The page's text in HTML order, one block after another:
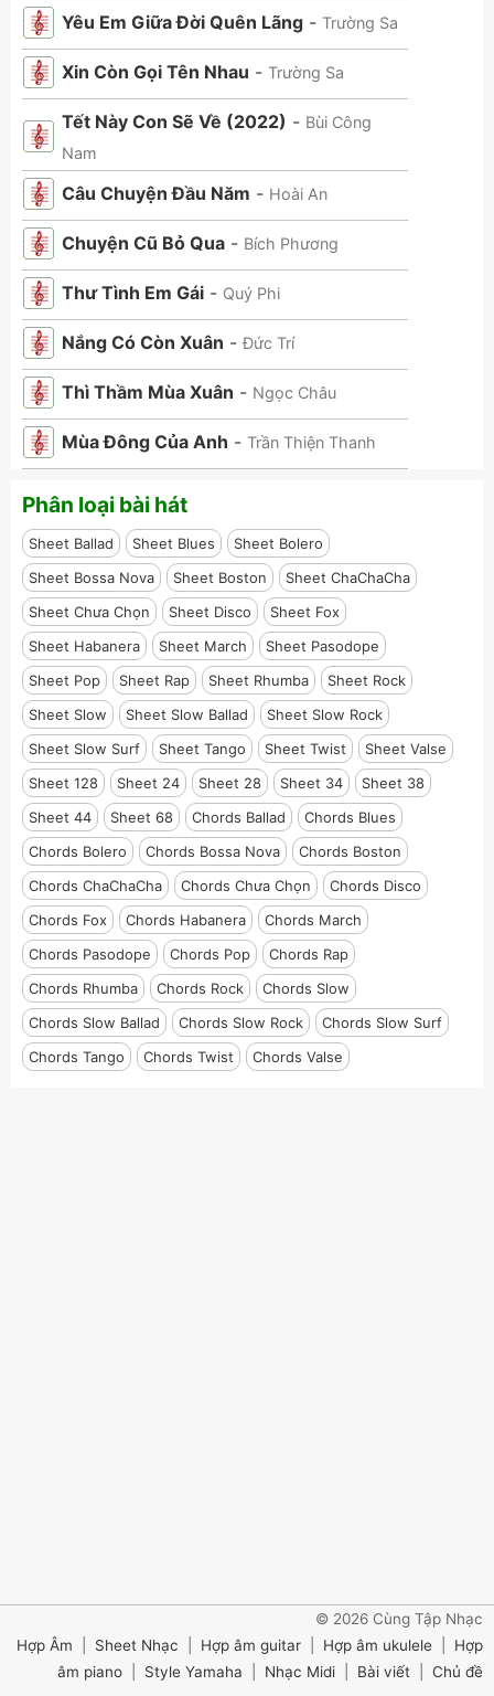
Yêu Em Giữa Đời Quên Lãng - Trường Sa
Xin Còn Gọi Tên Nhau - Trường Sa
Tết Này Con Sẽ Về (2022) - Bùi Công
Nam
Câu Chuyện Đầu Năm - Hoài An
Chuyện Cũ Bỏ Qua - Bích Phương
Thư Tình Em Gái - Quý Phi
Nắng Có Còn Xuân -Đức Trí
Thì Thầm Mùa Xuân - Ngọc Châu
Mùa Đông Của Anh - Trần Thiện Thanh
Phân loại bài hát
Sheet Ballad Sheet Blues
Sheet Bolero
Sheet Bossa Nova
Sheet Boston
Sheet ChaChaCha
Sheet Chưa Chọn
Sheet Disco
Sheet Fox
Sheet Habanera
Sheet March
Sheet Pasodope
Sheet Pop
Sheet Rap Sheet Rhumba
Sheet Rock
Sheet Slow
Sheet Slow Ballad
Sheet Slow Rock
Sheet Slow Surf
Sheet Tango Sheet Twist
Sheet Valse
Sheet 128
Sheet 24 Sheet 28 Sheet 34
Sheet 38
Sheet 44
Sheet 68 Chords Ballad
Chords Blues
Chords Bolero
Chords Bossa Nova
Chords Boston
Chords ChaChaCha
Chords Chưa Chọn
Chords Disco
Chords Fox
Chords Habanera
Chords March
Chords Pasodope
Chords Pop
Chords Rap
Chords Rhumba
Chords Rock
Chords Slow
Chords Slow Ballad
Chords Slow Rock
Chords Slow Surf
Chords Tango
Chords Twist Chords Valse
© 2026 Cùng Tập Nhạc
Hợp Âm
Sheet Nhạc Hợp âm guitar Hợp âm ukulele
Hợp
âm piano
Style Yamaha Nhạc Midi Bài viết Chủ đề